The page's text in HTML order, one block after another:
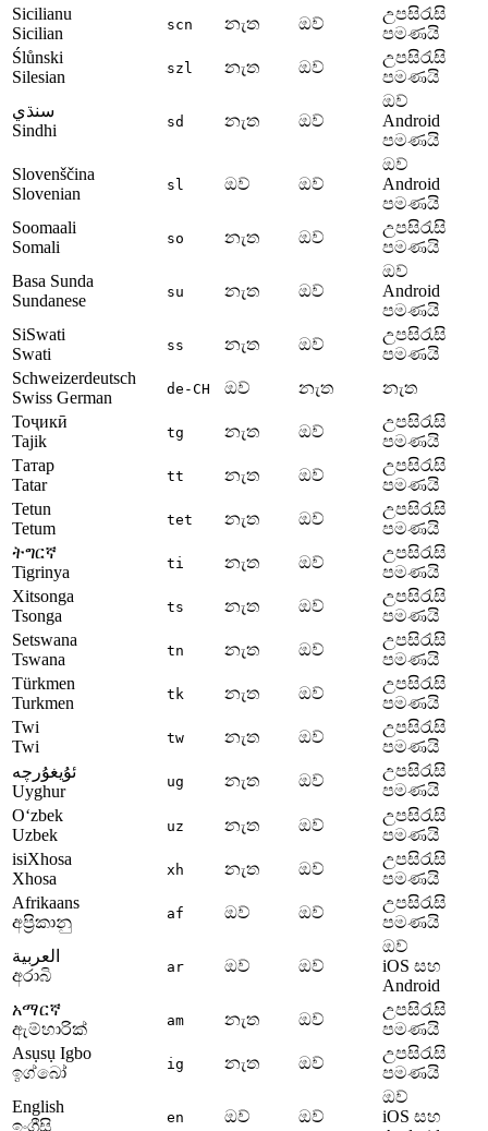
Sicilianu
Sicilian
scn නැත ඔව්
උපසිරැසි
පමණයි
Ślůnski
Silesian
szl නැත ඔව්
උපසිරැසි
පමණයි
سنڌي
Sindhi
sd නැත ඔව්
ඔව්
Android
පමණයි
Slovenščina
Slovenian
sl ඔව් ඔව්
ඔව්
Android
පමණයි
Soomaali
Somali
so නැත ඔව්
උපසිරැසි
පමණයි
Basa Sunda
Sundanese
su නැත ඔව්
ඔව්
Android
පමණයි
SiSwati
Swati
ss නැත ඔව්
උපසිරැසි
පමණයි
Schweizerdeutsch
Swiss German
de-CH ඔව් නැත
නැත
Тоҷикӣ
Tajik
tg නැත ඔව්
උපසිරැසි
පමණයි
Татар
Tatar
tt නැත ඔව්
උපසිරැසි
පමණයි
Tetun
Tetum
tet නැත ඔව්
උපසිරැසි
පමණයි
ትግርኛ
Tigrinya
ti නැත ඔව්
උපසිරැසි
පමණයි
Xitsonga
Tsonga
ts නැත ඔව්
උපසිරැසි
පමණයි
Setswana
Tswana
tn නැත ඔව්
උපසිරැසි
පමණයි
Türkmen
Turkmen
tk නැත ඔව්
උපසිරැසි
පමණයි
Twi
Twi
tw නැත ඔව්
උපසිරැසි
පමණයි
ئۇيغۇرچە
Uyghur
ug නැත ඔව්
උපසිරැසි
පමණයි
Oʻzbek
Uzbek
uz නැත ඔව්
උපසිරැසි
පමණයි
isiXhosa
Xhosa
xh නැත ඔව්
උපසිරැසි
පමණයි
Afrikaans
අප්‍රිකානු
af ඔව් ඔව්
උපසිරැසි
පමණයි
العربية
අරාබි
ar ඔව් ඔව්
ඔව්
iOS සහ
Android
አማርኛ
ඇම්හාරික්
am නැත ඔව්
උපසිරැසි
පමණයි
Asụsụ Igbo
ඉග්බෝ
ig නැත ඔව්
උපසිරැසි
පමණයි
English
ඉංග්‍රීසි
en ඔව් ඔව්
ඔව්
iOS සහ